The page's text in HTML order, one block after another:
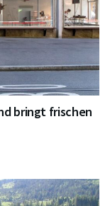
bringt frischen